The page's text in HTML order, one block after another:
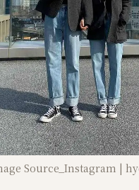
Source_Instagram |